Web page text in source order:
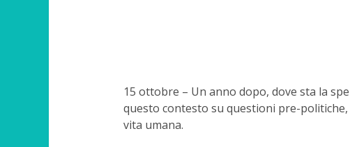
15 ottobre – Un anno dopo, dove sta la
questo contesto su questioni pre-
vita umana.